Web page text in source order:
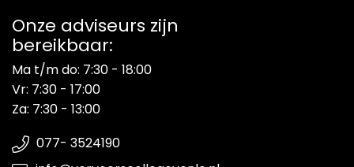
Onze adviseurs zijn
bereikbaar:
Ma t/m do: 7:30 - 18:00
Vr: 7:30 - 17:00
Za: 7:30 - 13:00
077- 3524190